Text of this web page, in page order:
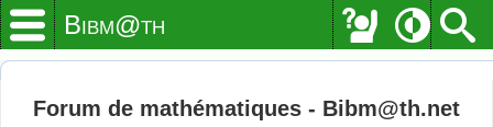
Bibm@th
Forum de mathématiques - Bibm@th.net